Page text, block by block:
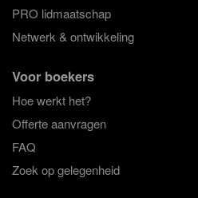
PRO lidmaatschap
Netwerk & ontwikkeling
Voor boekers
Hoe werkt het?
Offerte aanvragen
FAQ
Zoek op gelegenheid